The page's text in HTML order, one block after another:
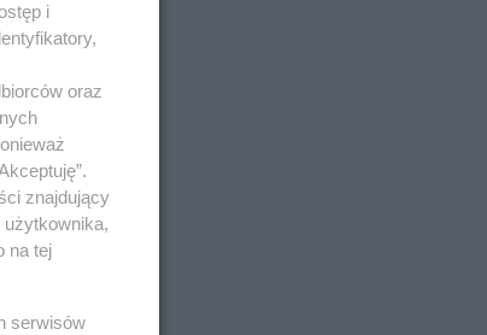
i
oraz
znajdujący
użytkownika,
na tej
serwisów